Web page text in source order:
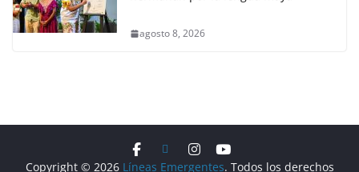
agosto 8, 2026
Copyright © 2026 Líneas Emergentes. Todos los derechos